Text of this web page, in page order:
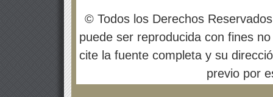
© Todos los Derechos
puede ser reproducida con fines
cite la fuente completa y su
previo por